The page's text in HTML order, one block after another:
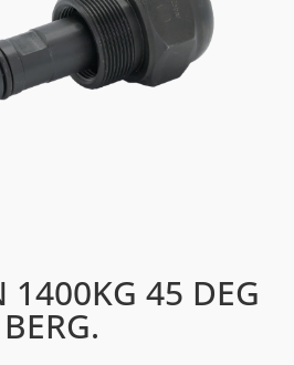
1400KG 45 DEG